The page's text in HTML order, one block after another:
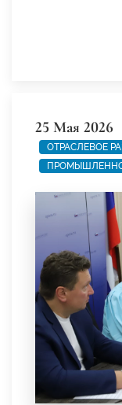
25 Мая 2026
ОТРАСЛЕВОЕ